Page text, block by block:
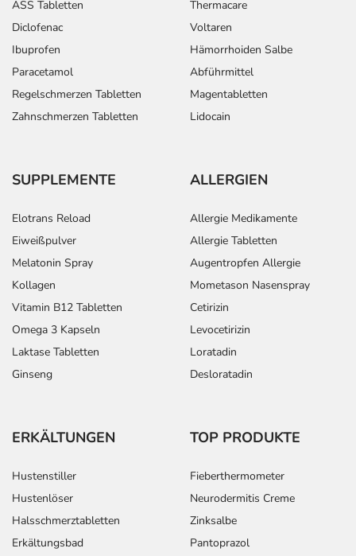
ASS Tabletten
Diclofenac
Ibuprofen
Paracetamol
Regelschmerzen Tabletten
Zahnschmerzen Tabletten
Thermacare
Voltaren
Hämorrhoiden Salbe
Abführmittel
Magentabletten
Lidocain
SUPPLEMENTE
Elotrans Reload
Eiweißpulver
Melatonin Spray
Kollagen
Vitamin B12 Tabletten
Omega 3 Kapseln
Laktase Tabletten
Ginseng
ALLERGIEN
Allergie Medikamente
Allergie Tabletten
Augentropfen Allergie
Mometason Nasenspray
Cetirizin
Levocetirizin
Loratadin
Desloratadin
ERKÄLTUNGEN
Hustenstiller
Hustenlöser
Halsschmerztabletten
Erkältungsbad
TOP PRODUKTE
Fieberthermometer
Neurodermitis Creme
Zinksalbe
Pantoprazol